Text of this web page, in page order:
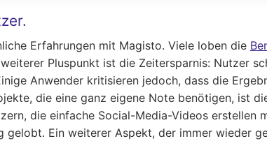
Erfahrungen mit Magisto. Viele loben die
Pluspunkt ist die Zeitersparnis: Nutzer
Anwender kritisieren jedoch, dass die
die eine ganz eigene Note benötigen, ist
die einfache Social-Media-Videos
gelobt. Ein weiterer Aspekt, der immer wieder